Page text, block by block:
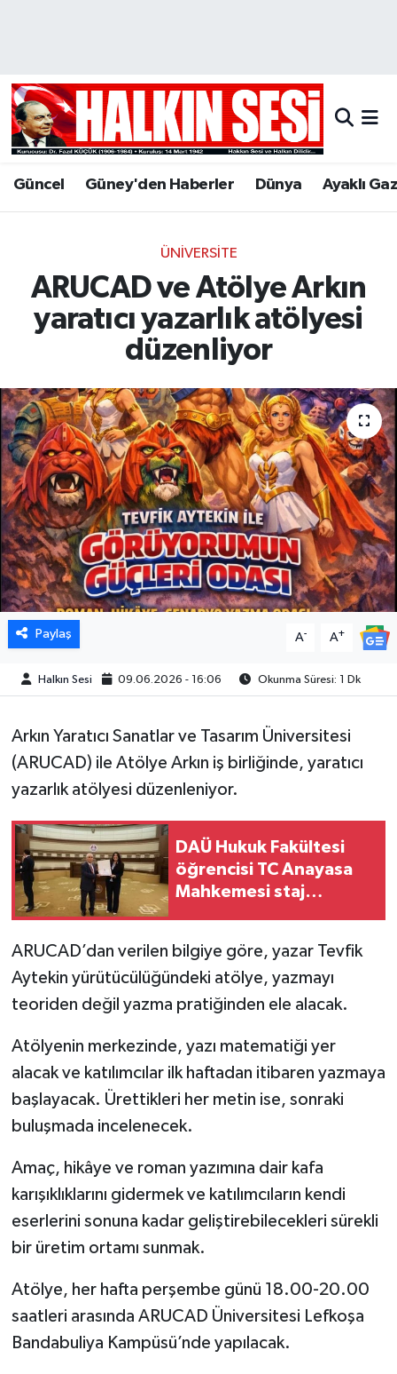
Güncel Güney'den Haberler Dünya Ayaklı
ÜNIVERSITE
ARUCAD ve Atölye Arkın
yaratıcı yazarlık atölyesi
düzenliyor
Paylaş A- A+
Halkın Sesi 09.06.2026 - 16:06 Okunma Süresi: 1 Dk
Arkın Yaratıcı Sanatlar ve Tasarım Üniversitesi
(ARUCAD) ile Atölye Arkın iş birliğinde, yaratıcı
yazarlık atölyesi düzenleniyor.
DAÜ Hukuk Fakültesi
öğrencisi TC Anayasa
Mahkemesi staj
ARUCAD’dan verilen bilgiye göre, yazar Tevfik
Aytekin yürütücülüğündeki atölye, yazmayı
teoriden değil yazma pratiğinden ele alacak.
Atölyenin merkezinde, yazı matematiği yer
alacak ve katılımcılar ilk haftadan itibaren yazmaya
başlayacak. Ürettikleri her metin ise, sonraki
buluşmada incelenecek.
Amaç, hikâye ve roman yazımına dair kafa
karışıklıklarını gidermek ve katılımcıların kendi
eserlerini sonuna kadar geliştirebilecekleri sürekli
bir üretim ortamı sunmak.
Atölye, her hafta perşembe günü 18.00-20.00
saatleri arasında ARUCAD Üniversitesi Lefkoşa
Bandabuliya Kampüsü’nde yapılacak.
Hava Durumu
Trafik Durumu
Son Dakika Haberleri